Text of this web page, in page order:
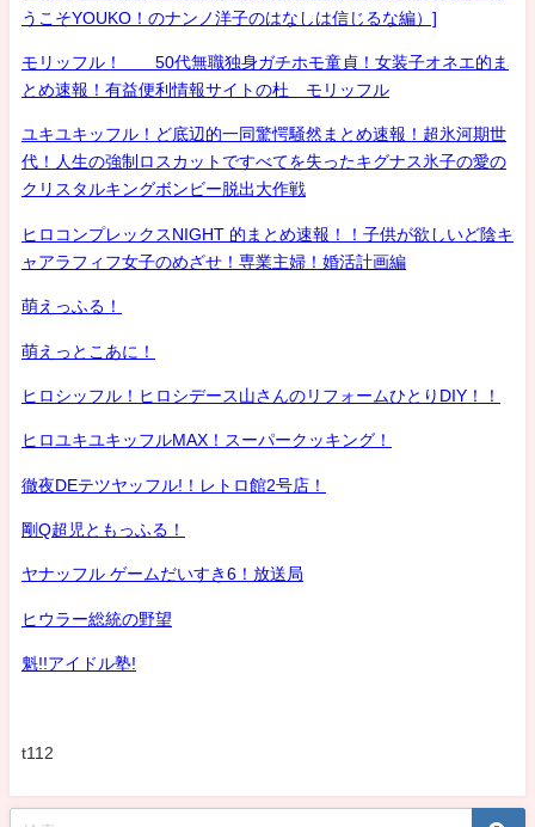
うこそYOUKO！のナンノ洋子のはなしは信じるな編）]
モリッフル！ 50代無職独身ガチホモ童貞！女装子オネエ的ま
とめ速報！有益便利情報サイトの杜 モリッフル
ユキユキッフル！ど底辺的一同驚愕騒然まとめ速報！超氷河期世
代！人生の強制ロスカットですべてを失ったキグナス氷子の愛の
クリスタルキングボンビー脱出大作戦
ヒロコンプレックスNIGHT 的まとめ速報！！子供が欲しいど陰キ
ャアラフィフ女子のめざせ！専業主婦！婚活計画編
萌えっふる！
萌えっとこあに！
ヒロシッフル！ヒロシデース山さんのリフォームひとりDIY！！
ヒロユキユキッフルMAX！スーパークッキング！
徹夜DEテツヤッフル!！レトロ館2号店！
剛Q超児ともっふる！
ヤナッフル ゲームだいすき6！放送局
ヒウラー総統の野望
魁!!アイドル塾!
t112